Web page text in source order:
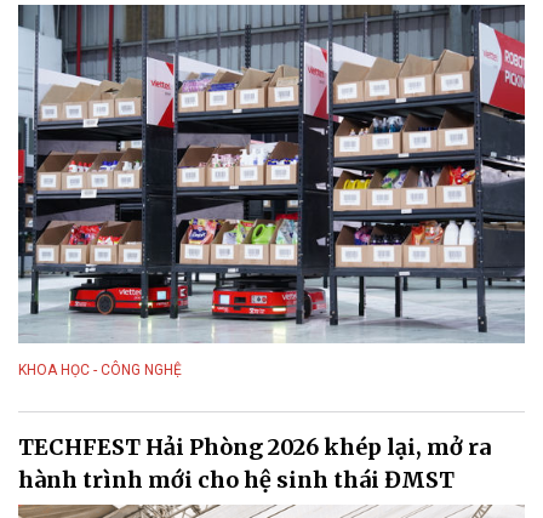
KHOA HỌC - CÔNG NGHỆ
TECHFEST Hải Phòng 2026 khép lại, mở ra
hành trình mới cho hệ sinh thái ĐMST